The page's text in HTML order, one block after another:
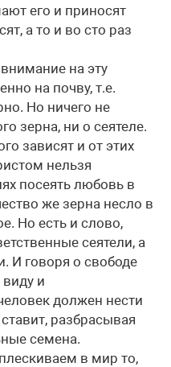
его и приносят
а то и во сто раз
на эту
на почву, т.е.
Но ничего не
зерна, ни о сеятеле.
зависят и от этих
нельзя
посеять любовь в
же зерна несло в
Но есть и слово,
сеятели, а
И говоря о свободе
и
должен нести
разбрасывая
семена.
в мир то,